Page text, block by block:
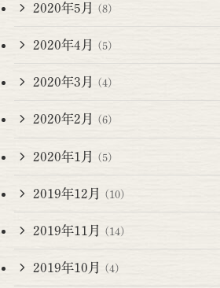
2020年5月 (8)
2020年4月 (5)
2020年3月 (4)
2020年2月 (6)
2020年1月 (5)
2019年12月 (10)
2019年11月 (14)
2019年10月 (4)